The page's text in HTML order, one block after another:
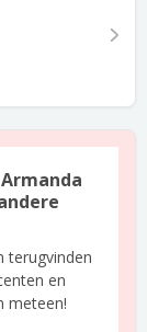
terugvinden
en
meteen!